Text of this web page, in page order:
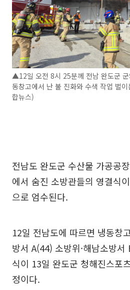
▲12일 오전 8시 25분께 전남 완도군
동창고에서 난 불 진화와 수색 작업 벌
합뉴스)
전남도 완도군 수산물 가공공
에서 숨진 소방관들의 영결식
으로 엄수된다.
12일 전남도에 따르면 냉동창
방서 A(44) 소방위·해남소방
식이 13일 완도군 청해진스포
정이다.